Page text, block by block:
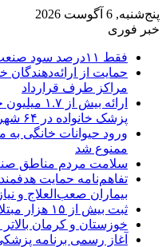
پنج‌شنبه, 6 آگوست 2026
خبر فوری
فقط ۱۱‌درصد سود صنعت دارو تبدیل به نقدینگی شده است
حمایت از
مراکز طرف قرارداد
ارائه بیش
پزشک خانواده در ۶۴ شهرستان
ورود حیوانات خانگی به
ممنوع شد
سلامت مردم مناطق
تفاهم‌نامه حمایت
بیماران صعب‌العلاج و
ثبت بیش از ۱۵ هزار مبتلا به هموفیلی در کشور
خوزستان و کرمان بالاتر
آغاز رسمی برنامه